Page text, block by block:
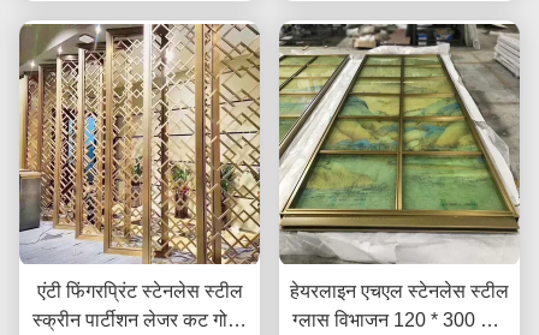
एंटी फिंगरप्रिंट स्टेनलेस स्टील
स्क्रीन पार्टीशन लेजर कट गोल्ड
हेयरलाइन एचएल स्टेनलेस स्टील
ग्लास विभाजन 120 * 300 सेमी